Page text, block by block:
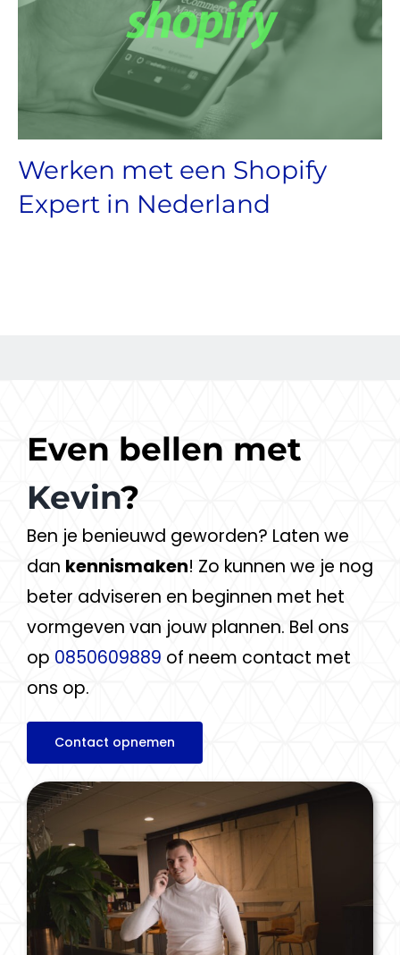
Werken met een Shopify
Expert in Nederland
Even bellen met
Kevin?
Ben je benieuwd geworden? Laten we
dan kennismaken! Zo kunnen we je nog
beter adviseren en beginnen met het
vormgeven van jouw plannen. Bel ons
op 0850609889 of neem contact met
ons op.
Contact opnemen